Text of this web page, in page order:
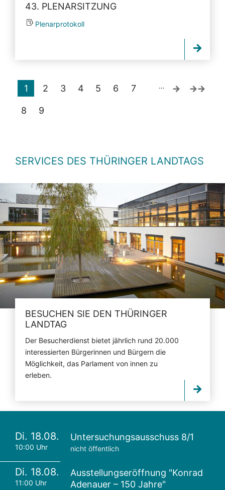
43. PLENARSITZUNG
Plenarprotokoll
1 2 3 4 5 6 7
8 9
…
SERVICES DES THÜRINGER LANDTAGS
BESUCHEN SIE DEN THÜRINGER
LANDTAG
Der Besucherdienst bietet jährlich rund 20.000
interessierten Bürgerinnen und Bürgern die
Möglichkeit, das Parlament von innen zu
erleben.
Di. 18.08.
10:00 Uhr
Untersuchungsausschuss 8/1
nicht öffentlich
Di. 18.08.
11:00 Uhr
Ausstellungseröffnung "Konrad
Adenauer – 150 Jahre"